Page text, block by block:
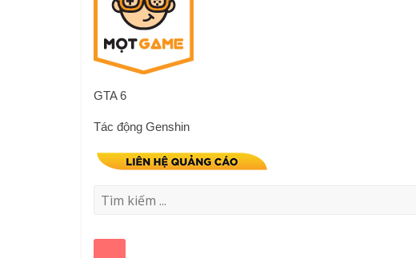
GTA 6
Tác động Genshin